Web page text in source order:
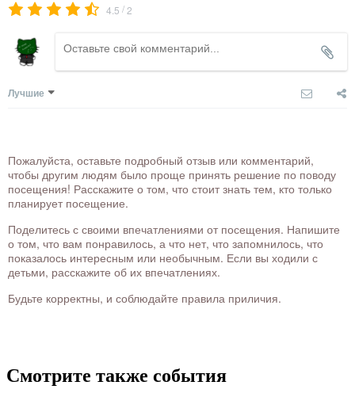
4.5 /2
Лучшие
Пожалуйста, оставьте подробный отзыв или комментарий,
чтобы другим людям было проще принять решение по поводу
посещения! Расскажите о том, что стоит знать тем, кто только
планирует посещение.
Поделитесь с своими впечатлениями от посещения. Напишите
о том, что вам понравилось, а что нет, что запомнилось, что
показалось интересным или необычным. Если вы ходили с
детьми, расскажите об их впечатлениях.
Будьте корректны, и соблюдайте правила приличия.
Смотрите также события